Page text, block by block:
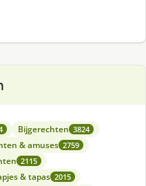
Bijgerechten 3824
& amuses 2759
2115
& tapas 2015